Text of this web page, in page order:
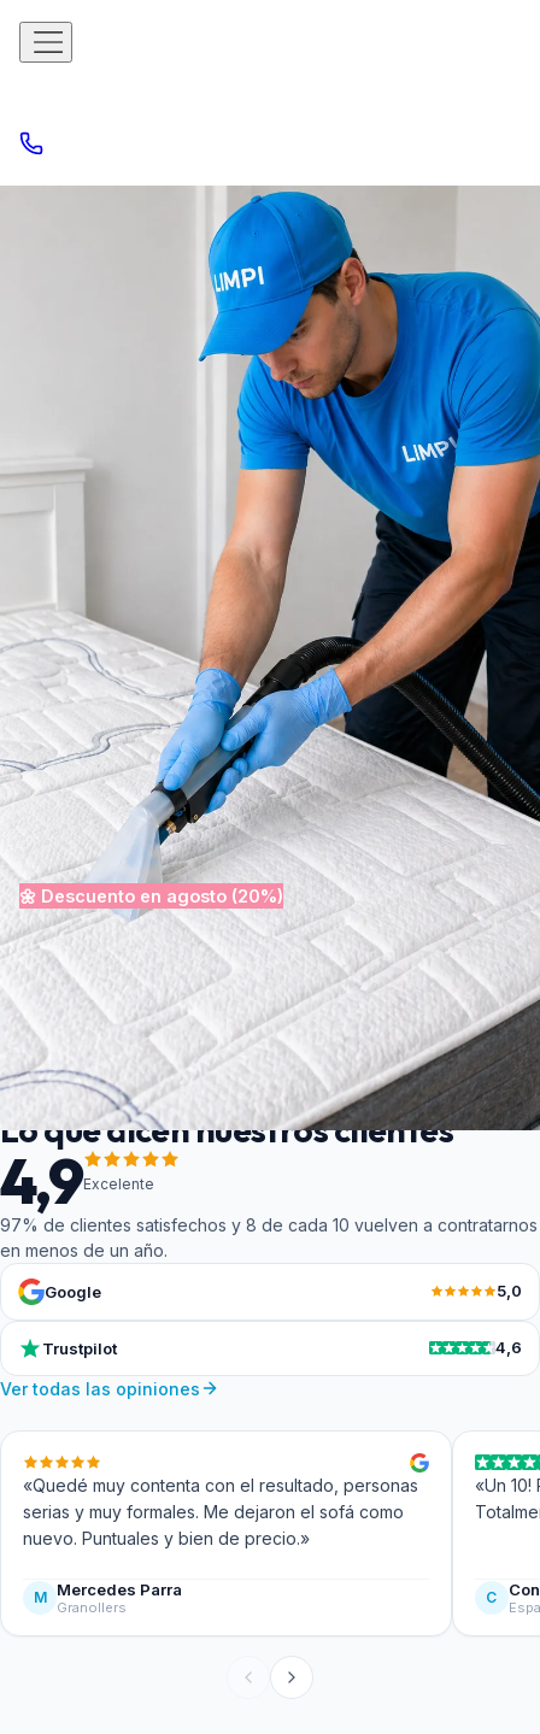
colchones adomicilio de
Girona y provincia
Duerme sano: colchón limpio e higienizado en casa
Eliminamos orina, moho, alérgenos y bacterias con inyección-
extracción y vapor a alta temperatura.
97%
Valoración 5 estrellas. El 97% de clientes satisfechos.
de clientes satisfechos
Presupuesto rápido · Sin compromiso
Ver precios · Desde
40€
🌼 Descuento enagosto
Desinfección incluida Desplazamiento incluido
50% descuento en la segunda pieza
Indicadores de confianza
OPINIONES VERIFICADAS
Lo que dicen nuestros clientes
4,9Excelente
97% de clientes satisfechos y 8 de cada 10 vuelven a contratarnos
en menos de un año.
Google 5,0
Trustpilot 4,6
Ver todas las opiniones
«Quedé muy contenta con el resultado, personas
serias y muy formales. Me dejaron el sofá como
nuevo. Puntuales y bien de precio.»
M Mercedes Parra
Granollers
«Un
C